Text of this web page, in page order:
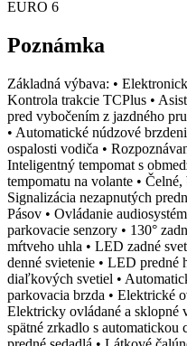
EURO 6
Poznámka
Základná výbava: •
Kontrola trakcie TCPlus •
pred vybočením z jazdného
• Automatické núdzové
ospalosti vodiča •
Inteligentný tempomat s
tempomatu na volante •
Signalizácia nezapnutých
Pásov • Ovládanie
parkovacie senzory • 130°
mŕtveho uhla • LED zadné
denné svietenie • LED predné
diaľkových svetiel •
parkovacia brzda • Elektrické
Elektricky ovládané a sklopné
spätné zrkadlo s automatickou